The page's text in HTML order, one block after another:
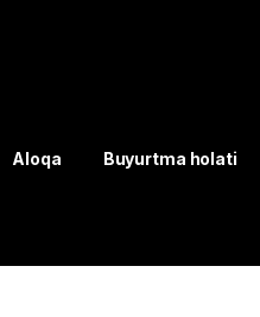
Aloqa Buyurtma holati